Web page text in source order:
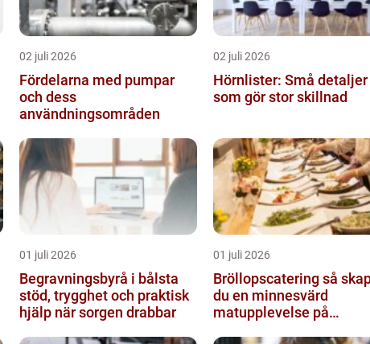
02 juli 2026
Fördelarna med pumpar
och dess
användningsområden
02 juli 2026
Hörnlister: Små detaljer
som gör stor skillnad
01 juli 2026
Begravningsbyrå i bålsta
stöd, trygghet och praktisk
hjälp när sorgen drabbar
01 juli 2026
Bröllopscatering så skapar
du en minnesvärd
matupplevelse på